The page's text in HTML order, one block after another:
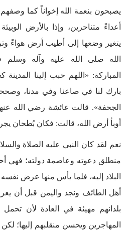
يصبحون بنعمة الله إخواناً كما وصفهم
أعداءً متناحرين، وإذا بالأرض
يتغير وضعها إلى أطيب أرض هواءً
الله صلى الله عليه وآله وسلم
المباركة: «اللهم حبب إلينا المدينة
بارك لنا في صاعنا وفي مدنا،
الجحفة». قالت عائشة رضي الله
أوبأ أرض الله، قالت: فكان بُطحان
نعم لقد كان النبي عليه الصلاة
منطلق دعوته وعاصمة دولته؛ فهي
البلاد إليه، فلما يأس منها عرض
أهل الطائف ونجد واليمن قبل أن
بلدانهم مهيئة في العادة لأن تحمل
المهاجرين ويحسن منقلبهم إليها؛